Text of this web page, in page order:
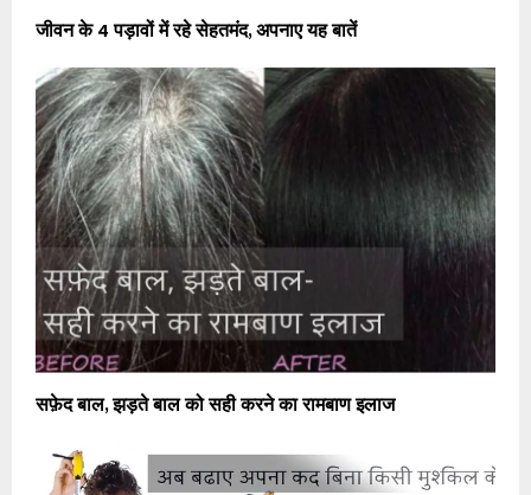
जीवन के 4 पड़ावों में रहे सेहतमंद, अपनाए यह बातें
सफ़ेद बाल, झड़ते बाल को सही करने का रामबाण इलाज